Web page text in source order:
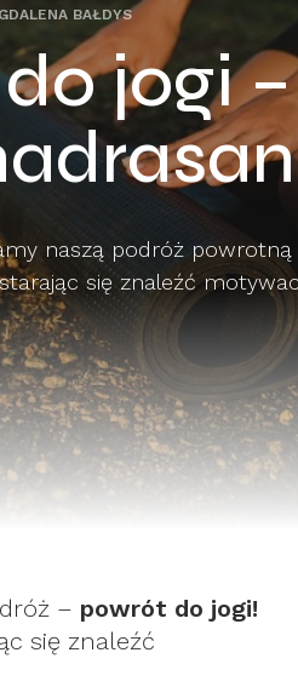
BAŁDYS
jogi –
naszą podróż
się znaleźć
– powrót do jogi!
się znaleźć